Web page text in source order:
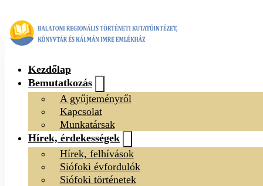
Kezdőlap
Bemutatkozás
A gyűjteményről
Kapcsolat
Munkatársak
Hírek, érdekességek
Hírek, felhívások
Siófoki évfordulók
Siófoki történetek